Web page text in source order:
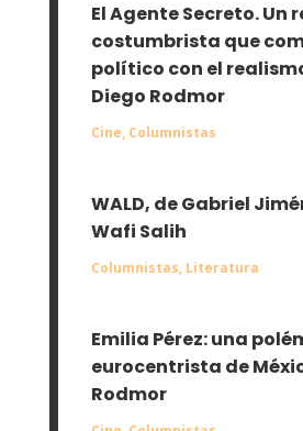
El Agente Secreto. Un
costumbrista que
político con el
Diego Rodmor
Cine, Columnistas
WALD, de Gabriel
Wafi Salih
Columnistas, Literatura
Emilia Pérez: una
eurocentrista de
Rodmor